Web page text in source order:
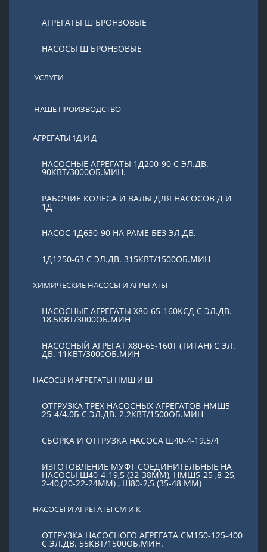
АГРЕГАТЫ Ш БРОНЗОВЫЕ
НАСОСЫ Ш БРОНЗОВЫЕ
УСЛУГИ
НАШЕ ПРОИЗВОДСТВО
АГРЕГАТЫ 1Д И Д
НАСОСНЫЕ АГРЕГАТЫ 1Д200-90 С ЭЛ.ДВ.
90КВТ/3000ОБ.МИН.
РАБОЧИЕ КОЛЕСА И ВАЛЫ ДЛЯ НАСОСОВ Д И
1Д
НАСОС 1Д630-90 НА РАМЕ БЕЗ ЭЛ.ДВ.
1Д1250-63 С ЭЛ.ДВ. 315КВТ/1500ОБ.МИН
ХИМИЧЕСКИЕ НАСОСЫ И АГРЕГАТЫ
НАСОСНЫЕ АГРЕГАТЫ Х80-65-160КСД С ЭЛ.ДВ.
18.5КВТ/3000ОБ.МИН
НАСОСНЫЙ АГРЕГАТ Х80-65-160Т (ТИТАН) С ЭЛ.
ДВ. 11КВТ/3000ОБ.МИН
НАСОСЫ И АГРЕГАТЫ НМШ И Ш
ОТГРУЗКА ТРЁХ НАСОСНЫХ АГРЕГАТОВ НМШ5-
25-4/4.0Б С ЭЛ.ДВ. 2.2КВТ/1500ОБ.МИН
СБОРКА И ОТГРУЗКА НАСОСА Ш40-4-19.5/4
ИЗГОТОВЛЕНИЕ МУФТ СОЕДИНИТЕЛЬНЫЕ НА
НАСОСЫ Ш40-4-19,5 (32-38ММ), НМШ5-25 ,8-25,
2-40,(20-22-24ММ) , Ш80-2,5 (35-48 ММ)
НАСОСЫ И АГРЕГАТЫ СМ И К
ОТГРУЗКА НАСОСНОГО АГРЕГАТА СМ150-125-400
С ЭЛ.ДВ. 55КВТ/1500ОБ.МИН.